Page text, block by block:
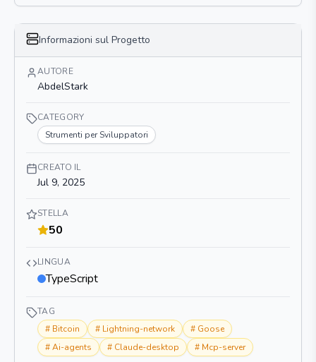
Informazioni sul Progetto
AUTORE
AbdelStark
CATEGORY
Strumenti per Sviluppatori
CREATO IL
Jul 9, 2025
STELLA
50
LINGUA
TypeScript
TAG
# Bitcoin # Lightning-network # Goose
#Ai-agents # Claude-desktop # Mcp-server